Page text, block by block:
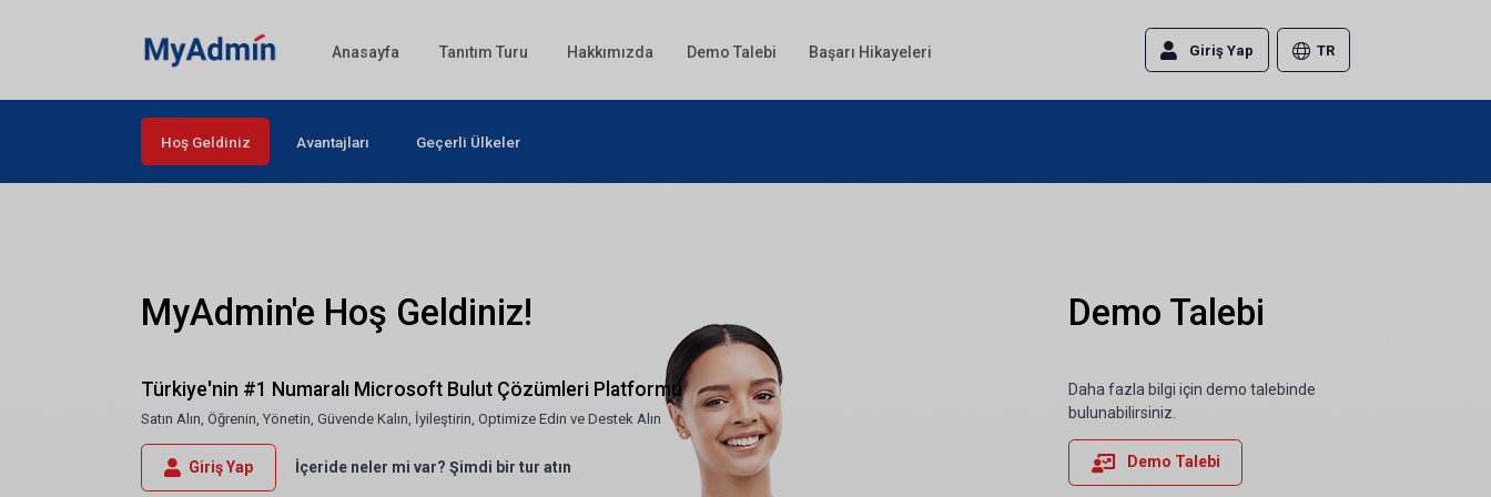
Anasayfa Tanıtım Turu Hakkımızda Demo Talebi Başarı Hikayeleri Giriş Yap TR
Hoş Geldiniz Avantajları Geçerli Ülkeler
MyAdmin'e Hoş Geldiniz!
Türkiye'nin #1 Numaralı Microsoft Bulut Çözümleri Platformu
Satın Alın, Öğrenin, Yönetin, Güvende Kalın, İyileştirin, Optimize Edin ve Destek Alın
Giriş Yap İçeride neler mi var? Şimdi bir tur atın
Demo Talebi
Daha fazla bilgi için demo talebinde
bulunabilirsiniz.
Demo Talebi